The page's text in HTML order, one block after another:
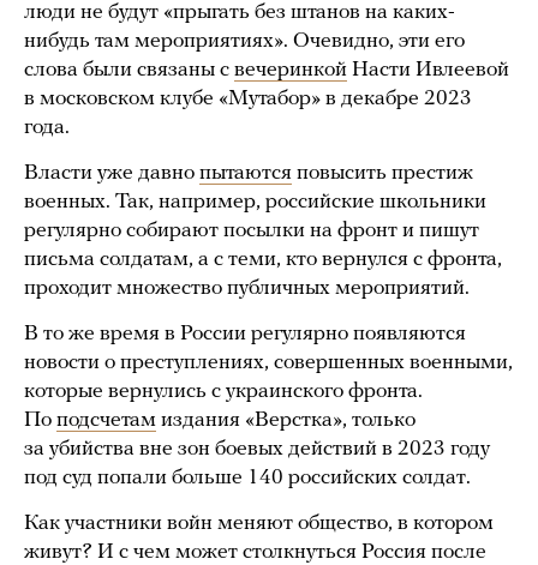
люди не будут «прыгать без штанов на каких-
нибудь там мероприятиях». Очевидно, эти его
слова были связаны с вечеринкой Насти Ивлеевой
в московском клубе «Мутабор» в декабре 2023
года.
Власти уже давно пытаются повысить престиж
военных. Так, например, российские школьники
регулярно собирают посылки на фронт и пишут
письма солдатам, а с теми, кто вернулся с фронта,
проходит множество публичных мероприятий.
В то же время в России регулярно появляются
новости о преступлениях, совершенных военными,
которые вернулись с украинского фронта.
По подсчетам издания «Верстка», только
за убийства вне зон боевых действий в 2023 году
под суд попали больше 140 российских солдат.
Как участники войн меняют общество, в котором
живут? И с чем может столкнуться Россия после